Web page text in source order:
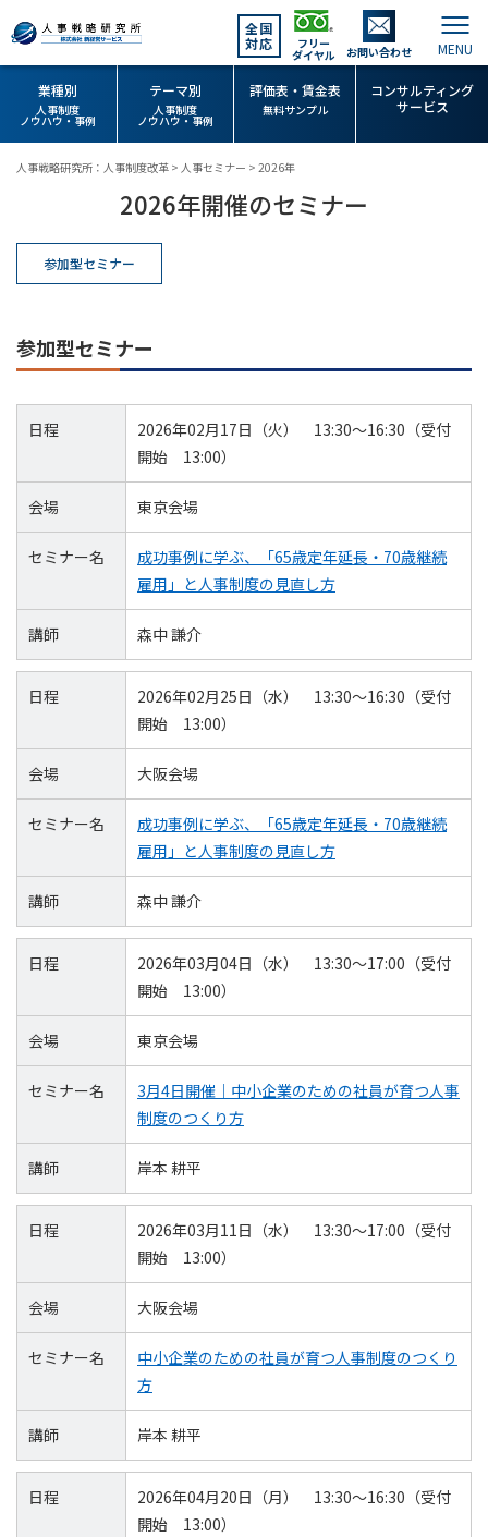
全国
対応
フリー
ダイヤル お問い合わせ
業種別
人事制度
ノウハウ・事例
テーマ別
人事制度
ノウハウ・事例
評価表・賃金表
無料サンプル
コンサルティング
サービス
人事戦略研究所：人事制度改革 > 人事セミナー > 2026年
2026年開催のセミナー
参加型セミナー
参加型セミナー
日程
2026年02月17日（火） 13:30～16:30（受付
開始 13:00）
会場 東京会場
セミナー名
成功事例に学ぶ、「65歳定年延長・70歳継続
雇用」と人事制度の見直し方
講師 森中 謙介
日程
2026年02月25日（水） 13:30～16:30（受付
開始 13:00）
会場 大阪会場
セミナー名
成功事例に学ぶ、「65歳定年延長・70歳継続
雇用」と人事制度の見直し方
講師 森中 謙介
日程
2026年03月04日（水） 13:30～17:00（受付
開始 13:00）
会場 東京会場
セミナー名
3月4日開催｜中小企業のための社員が育つ人事
制度のつくり方
講師 岸本 耕平
日程
2026年03月11日（水） 13:30～17:00（受付
開始 13:00）
会場 大阪会場
セミナー名
中小企業のための社員が育つ人事制度のつくり
方
講師 岸本 耕平
日程
2026年04月20日（月） 13:30～16:30（受付
開始 13:00）